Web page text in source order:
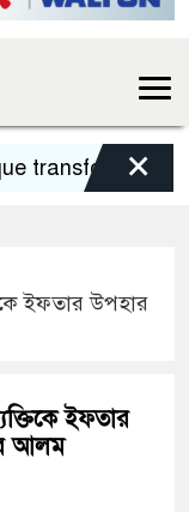
cada
×
ইফতার উপহার
ইফতার
আলম